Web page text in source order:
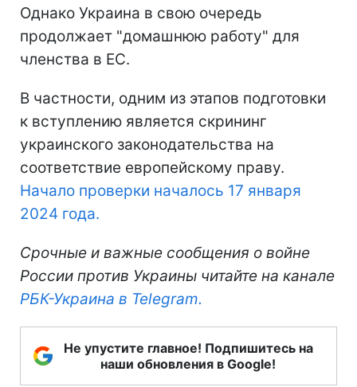
Однако Украина в свою очередь
продолжает "домашнюю работу" для
членства в ЕС.
В частности, одним из этапов подготовки
к вступлению является скрининг
украинского законодательства на
соответствие европейскому праву.
Начало проверки началось 17 января
2024 года.
Срочные и важные сообщения о войне
России против Украины читайте на канале
РБК-Украина в Telegram.
Не упустите главное! Подпишитесь на
наши обновления в Google!